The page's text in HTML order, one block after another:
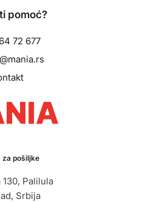
pomoć?
72 677
za pošiljke
Palilula
Srbija